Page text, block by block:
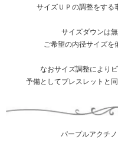
サイズＵＰの調整をする
サイズダウンは
ご希望の内径サイズを
なおサイズ調整により
予備としてブレスレットと
パープルアクチ